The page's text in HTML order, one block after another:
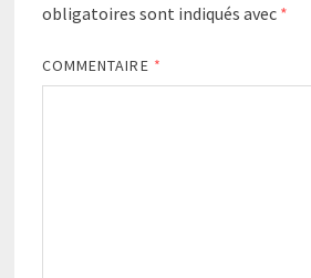
obligatoires sont indiqués avec *
COMMENTAIRE *